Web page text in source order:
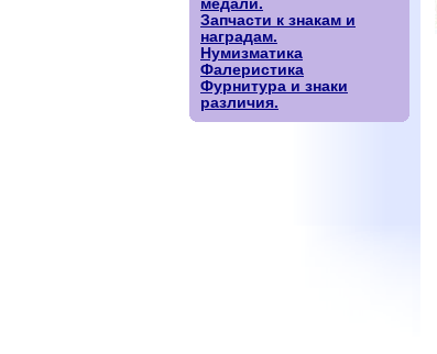
медали.
Запчасти к знакам и
наградам.
Нумизматика
Фалеристика
Фурнитура и знаки
различия.